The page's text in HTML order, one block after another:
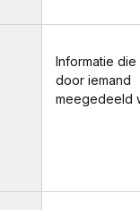
Informatie die
door iemand
meegedeeld